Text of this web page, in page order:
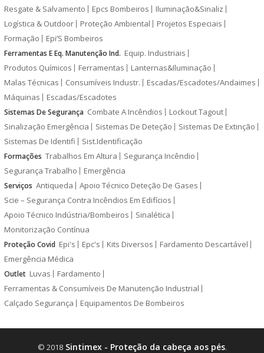
Resgate & Salvamento
Epcs Bombeiros
Iluminação&Sinaliz
Logística & Outdoor
Proteção Ambiental
Projetos Especiais
Formação
Epi’S Bombeiros
Ferramentas E Eq. Manutenção Ind. Equip. Industriais
Produtos Químicos
Ferramentas
Lanternas&Iluminação
Malas Técnicas
Consumíveis Industr.
Escadas/Escadotes/Andaimes
Máquinas
Escadas/Escadotes
Sistemas De Segurança Combate A Incêndios
Lockout Tagout
Sinalização Emergência
Sistemas De Deteção
Sistemas De Extinção
Sistemas De Identifi
Sist.Identificação
Formações Trabalhos Em Altura
Segurança Incêndio
Segurança Trabalho
Emergência
Serviços Antiqueda
Apoio Técnico Deteção De Gases
Scie – Segurança Contra Incêndios Em Edifícios
Apoio Técnico Indústria/Bombeiros
Sinalética
Monitorização Contínua
Proteção Covid Epi's Epc's Kits Diversos
Fardamento Descartável
Emergência Médica
Outlet Luvas
Fardamento
Ferramentas & Consumíveis De Manutenção Industrial
Calçado Segurança
Equipamentos De Bombeiros
© 2018Sintimex - Proteção da cabeça aos pés.